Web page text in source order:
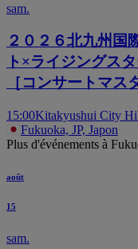
sam.
２０２６北九州国
ト×ライジング
［コンサートマス
15:00Kitakyushui City
Fukuoka, JP, Japon
Plus d'événements à
août
15
sam.